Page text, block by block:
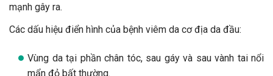
mạnh gây ra.
Các dấu hiệu điển hình của bệnh viêm da cơ địa da đầu:
Vùng da tại phần chân tóc, sau gáy và sau vành tai nổi
mẩn đỏ bất thường.